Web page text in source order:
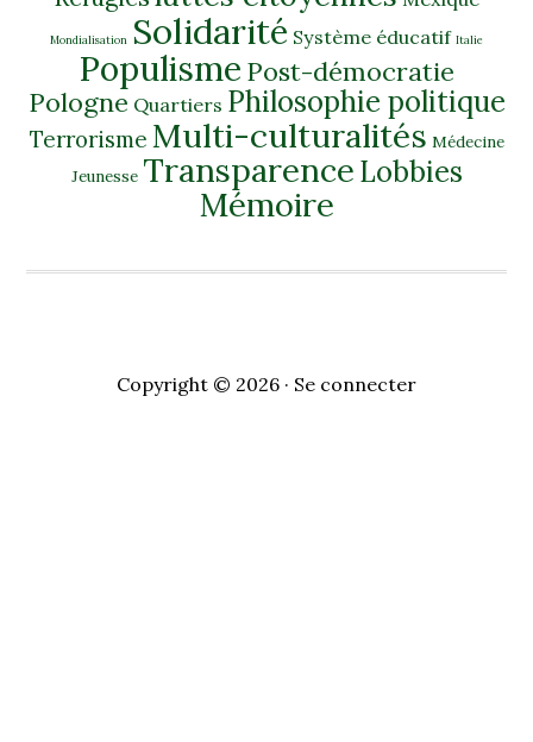
Mondialisation Solidarité Système éducatif Italie
Populisme Post-démocratie
Pologne Quartiers Philosophie politique
Terrorisme Multi-culturalités Médecine
Jeunesse TransparenceLobbies
Mémoire
Copyright © 2026 · Se connecter